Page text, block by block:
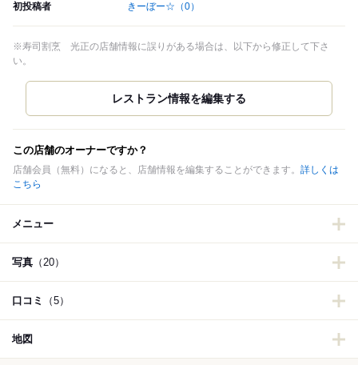
初投稿者 きーぼー☆ （0）
※寿司割烹 光正の店舗情報に誤りがある場合は、以下から修正して下さ
い。
この店舗のオーナーですか？
店舗会員（無料）になると、店舗情報を編集することができます。 詳しくは
こちら
メニュー
写真 （20）
口コミ （5）
地図